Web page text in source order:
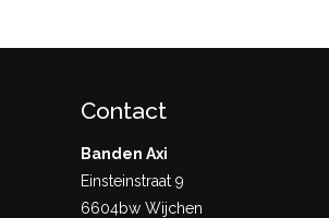
Contact
Banden Axi
Einsteinstraat 9
6604bw Wijchen